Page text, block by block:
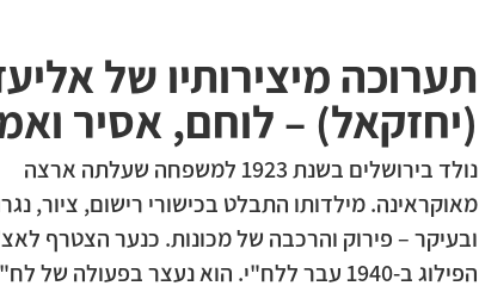
תערוכה מיצירותיו של
(יחזקאל) – לוחם, אסיר
​​​​​​​​​​​​​​​​​​​​​​נולד בירושלים בשנת 1923 למשפחה שעלתה ארצה
מאוקראינה. מילדותו התבלט בכישורי רישום, ציור,
ובעיקר – פירוק והרכבה של מכונות. כנער הצטרף
הפילוג ב-1940 עבר ללח"י. הוא נעצר בפעולה של